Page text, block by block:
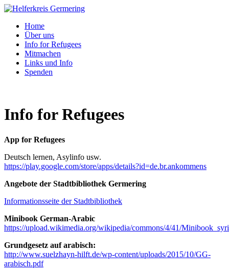
Home
Über uns
Info for Refugees
Mitmachen
Links und Info
Spenden
Info for Refugees
App for Refugees
Deutsch lernen, Asylinfo usw.
https://play.google.com/store/apps/details?id=de.br.ankommens
Angebote der Stadtbibliothek Germering
Informationsseite der Stadtbibliothek
Minibook German-Arabic
https://upload.wikimedia.org/wikipedia/commons/4/41/
Grundgesetz auf arabisch:
http://www.suelzhayn-hilft.de/wp-content/uploads/2015/10/GG-
arabisch.pdf